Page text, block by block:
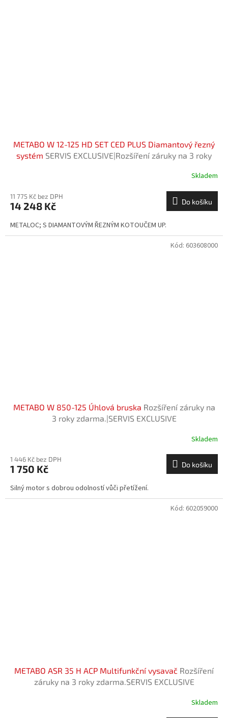
METABO W 12-125 HD SET CED PLUS Diamantový řezný
systém SERVIS EXCLUSIVE|Rozšíření záruky na 3 roky
Skladem
11 775 Kč bez DPH
14 248 Kč Do košíku
METALOC; S DIAMANTOVÝM ŘEZNÝM KOTOUČEM UP.
METABO W 850-125 Úhlová bruska Rozšíření záruky na
3 roky zdarma.|SERVIS EXCLUSIVE
Skladem
1 446 Kč bez DPH
1 750 Kč Do košíku
Silný motor s dobrou odolností vůči přetížení.
Kód: 603608000
METABO ASR 35 H ACP Multifunkční vysavač Rozšíření
záruky na 3 roky zdarma.SERVIS EXCLUSIVE
Skladem
Kód: 602059000